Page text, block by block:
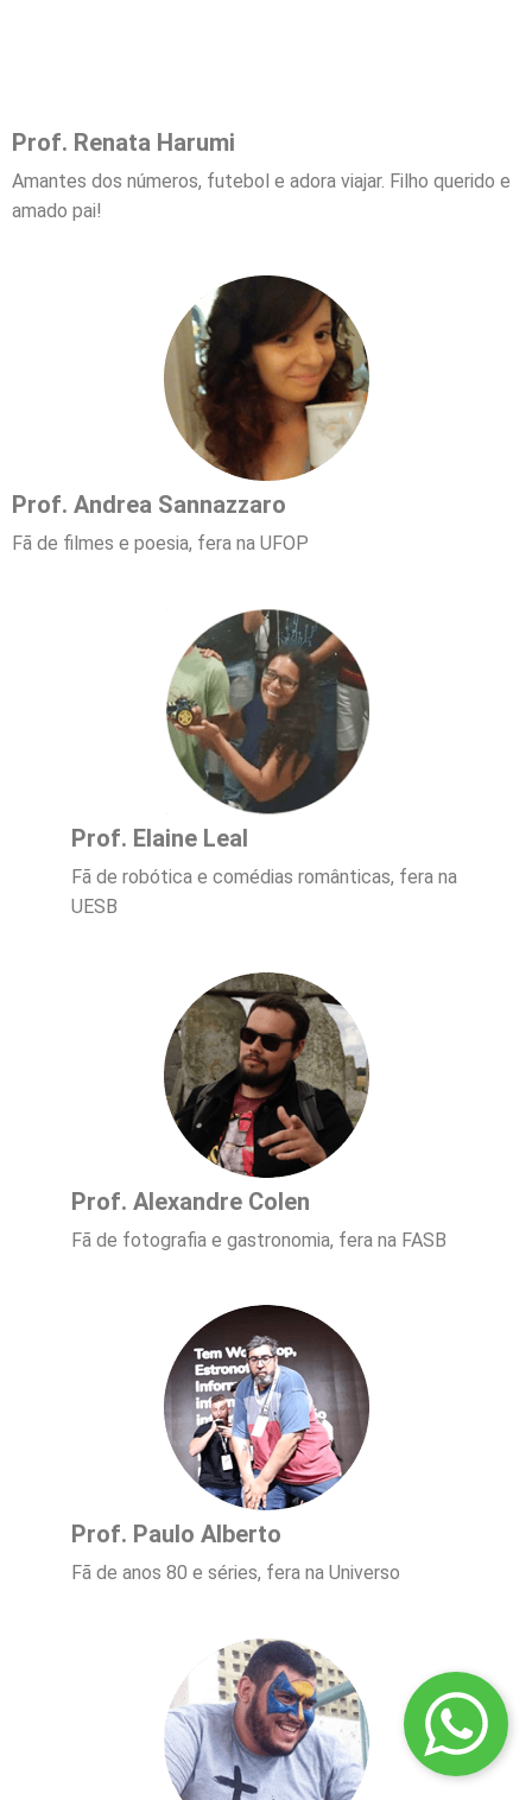
Prof. Renata Harumi
Amantes dos números, futebol e adora viajar. Filho querido e
amado pai!
Prof. Andrea Sannazzaro
Fã de filmes e poesia, fera na UFOP
Prof. Elaine Leal
Fã de robótica e comédias românticas, fera na
UESB
Prof. Alexandre Colen
Fã de fotografia e gastronomia, fera na FASB
Prof. Paulo Alberto
Fã de anos 80 e séries, fera na Universo